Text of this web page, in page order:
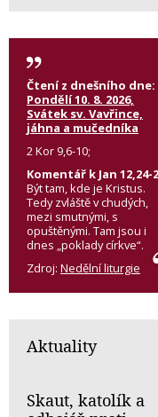
Čtení z dnešního dne:
Pondělí 10. 8. 2026,
Svátek sv. Vavřince,
jáhna a mučedníka
2 Kor 9,6-10;
Komentář k Jan 12,24-
Být tam, kde je Kristus.
Tedy zvláště v chudých,
mezi smutnými, s
opuštěnými. Tam jsou i
dnes „poklady církve“.
Zdroj: Nedělní liturgie
Aktuality
Skaut, katolík a